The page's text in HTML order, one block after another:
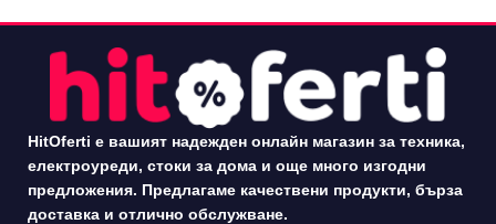
HitOferti е вашият надежден онлайн магазин за техника,
електроуреди, стоки за дома и още много изгодни
предложения. Предлагаме качествени продукти, бърза
доставка и отлично обслужване.